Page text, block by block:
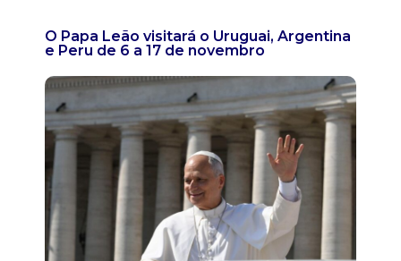
O Papa Leão visitará o Uruguai, Argentina
e Peru de 6 a 17 de novembro